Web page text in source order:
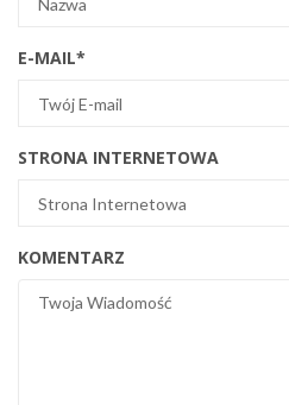
E-MAIL*
STRONA INTERNETOWA
KOMENTARZ